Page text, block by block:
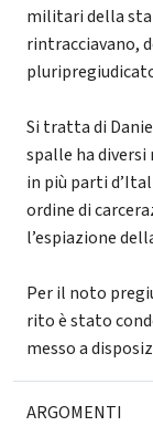
militari della
rintracciavano,
Si tratta di
spalle ha
in più parti
ordine di
l’espiazione
Per il noto
rito è stato
messo a
ARGOMENTI